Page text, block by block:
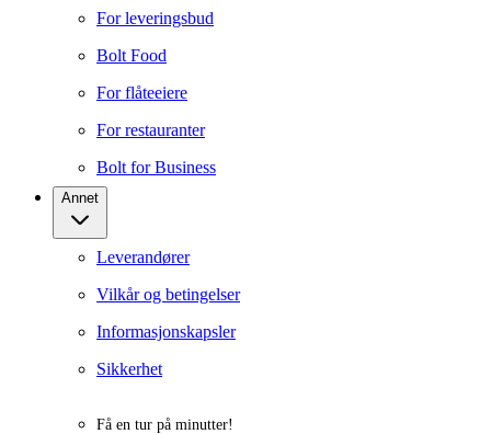
For leveringsbud
Bolt Food
For flåteeiere
For restauranter
Bolt for Business
Annet
Leverandører
Vilkår og betingelser
Informasjonskapsler
Sikkerhet
Få en tur på minutter!